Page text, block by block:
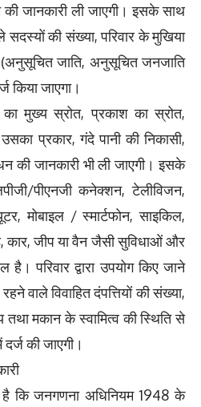
जानकारी ली जाएगी। इसके साथ
सदस्यों की संख्या, परिवार के मुखिया
(अनुसूचित जाति, अनुसूचित जनजाति
किया जाएगा।
मुख्य स्रोत, प्रकाश का स्रोत,
प्रकार, गंदे पानी की निकासी,
की जानकारी भी ली जाएगी। इसके
पीएनजी कनेक्शन, टेलीविजन,
मोबाइल / स्मार्टफोन, साइकिल,
कार, जीप या वैन जैसी सुविधाओं और
है। परिवार द्वारा उपयोग किए जाने
वाले विवाहित दंपत्तियों की संख्या,
तथा मकान के स्वामित्व की स्थिति से
की जाएगी।
है कि जनगणना अधिनियम 1948 के